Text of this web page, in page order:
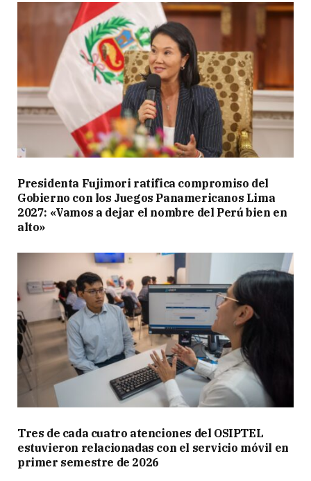
Presidenta Fujimori ratifica compromiso del
Gobierno con los Juegos Panamericanos Lima
2027: «Vamos a dejar el nombre del Perú bien en
alto»
Tres de cada cuatro atenciones del OSIPTEL
estuvieron relacionadas con el servicio móvil en
primer semestre de 2026